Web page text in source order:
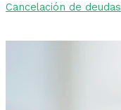
Cancelación de deudas